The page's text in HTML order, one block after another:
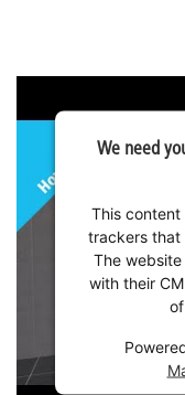
We need
This
trackers that
The
with their